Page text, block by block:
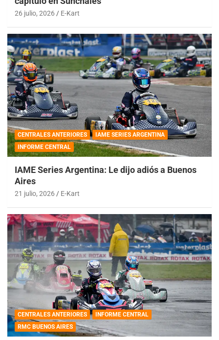
26 julio, 2026 E-Kart
CENTRALES ANTERIORES
IAME SERIES ARGENTINA
INFORME CENTRAL
IAME Series Argentina: Le dijo adiós a Buenos
Aires
21 julio, 2026 E-Kart
CENTRALES ANTERIORES
INFORME CENTRAL
RMC BUENOS AIRES